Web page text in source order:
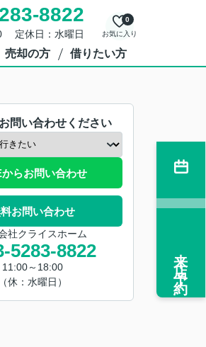
8822
定休日：水曜日 お気に入り
0
売却の方 借りたい方
問い合わせください
からお問い合わせ
お問い合わせ
社クライスホーム
5283-8822
11:00～18:00
（休：水曜日）
来店予約